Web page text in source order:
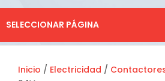
SELECCIONAR PÁGINA
Inicio / Electricidad /